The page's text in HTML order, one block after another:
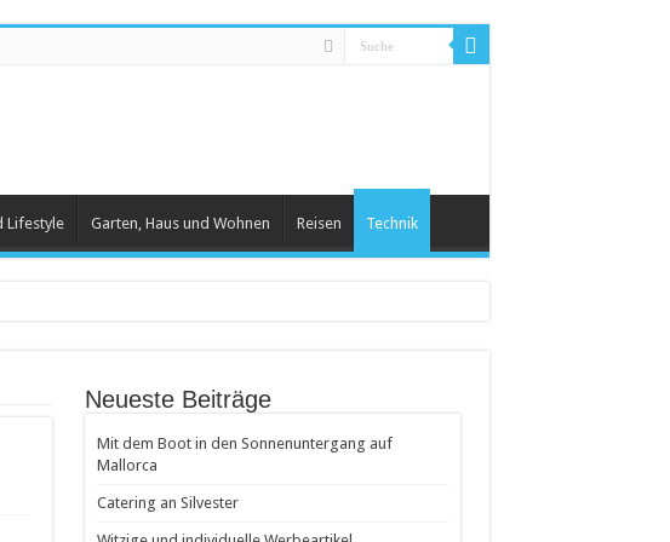
Lifestyle Garten, Haus und Wohnen Reisen Technik
Neueste Beiträge
Mit dem Boot in den Sonnenuntergang auf
Mallorca
Catering an Silvester